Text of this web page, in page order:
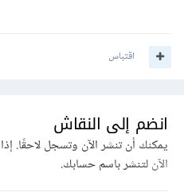
اقتباس
انضم إلى النقاش
يمكنك أن تنشر الآن وتسجل لاحقًا.
الآنلتنشر باسم حسابك.